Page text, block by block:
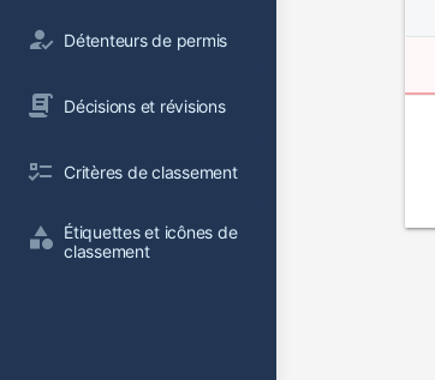
Détenteurs de permis
Décisions et révisions
Critères de classement
Étiquettes et icônes de
classement